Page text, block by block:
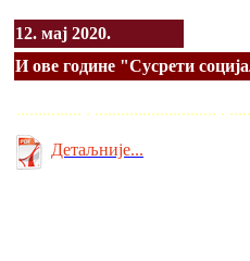
12. мај 2020.
И ове године "Сусрети
............... . ............................ .
Детаљније...